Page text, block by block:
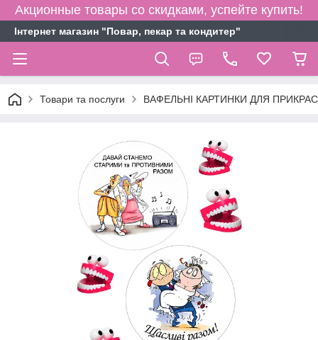
Акционные товары со скидками, успейте купить!
Інтернет магазин "Повар, пекар та кондитер"
Товари та послуги ВАФЕЛЬНІ КАРТИНКИ ДЛЯ